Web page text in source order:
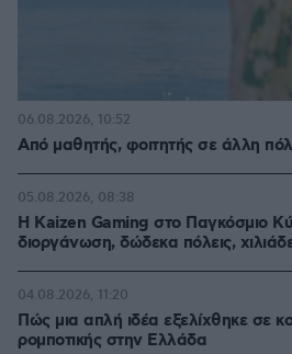
Από μαθητής, φοιτητής σε άλλη
06.08.2026, 10:52
H Kaizen Gaming στο Παγκόσμιο
διοργάνωση, δώδεκα πόλεις,
05.08.2026, 08:38
Πώς μια απλή ιδέα εξελίχθηκε σε
ρομποτικής στην Ελλάδα
04.08.2026, 11:20